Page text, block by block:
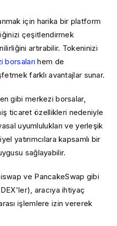
için harika bir platform
çeşitlendirmek
artırabilir. Tokeninizi
borsaları hem de
farklı avantajlar sunar.
gibi merkezi borsalar,
ticaret özellikleri nedeniyle
uyumlulukları ve yerleşik
yatırımcılara kapsamlı bir
sağlayabilir.
ve PancakeSwap gibi
aracıya ihtiyaç
işlemlere izin vererek